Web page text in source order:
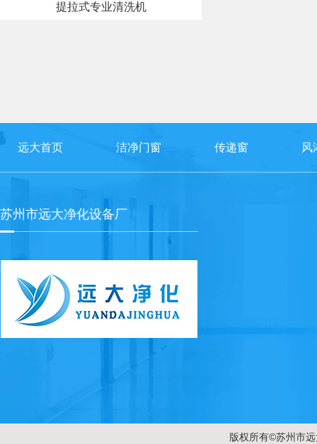
提拉式专业清洗机
远大首页 洁净门窗 传递窗 风
苏州市远大净化设备厂
版权所有©苏州市